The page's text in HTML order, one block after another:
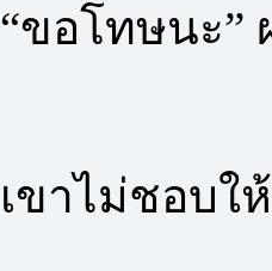
“ขอโทษนะ”
เขาไม่ชอบใ